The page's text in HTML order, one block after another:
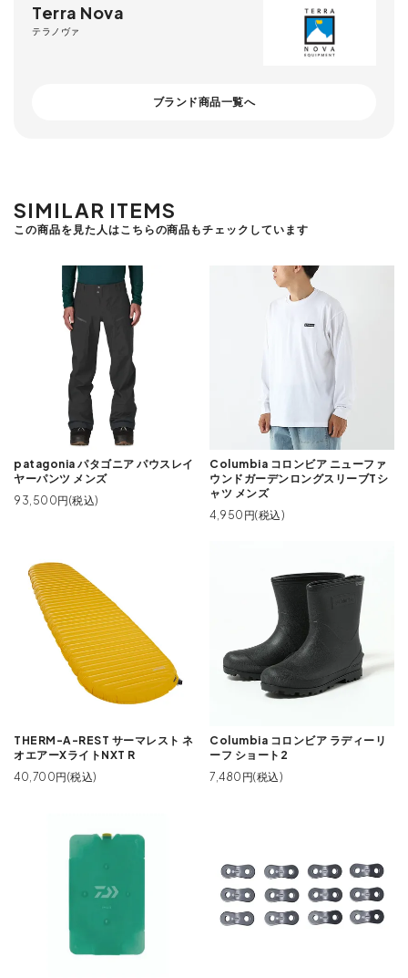
Terra Nova
テラノヴァ
ブランド商品一覧へ
SIMILAR ITEMS
この商品を見た人はこちらの商品もチェックしています
patagonia パタゴニア パウスレイ
ヤーパンツ メンズ
93,500円(税込)
Columbia コロンビア ニューファ
ウンドガーデンロングスリーブTシ
ャツ メンズ
4,950円(税込)
THERM-A-REST サーマレスト ネ
オエアーXライトNXT R
40,700円(税込)
Columbia コロンビア ラディーリ
ーフ ショート2
7,480円(税込)